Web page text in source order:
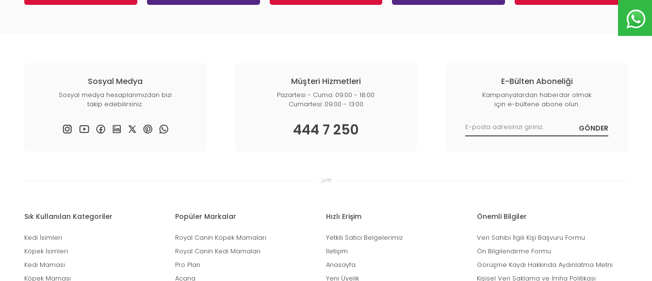
Sosyal Medya
Sosyal medya hesaplarımızdan bizi
takip edebilirsiniz.
Müşteri Hizmetleri
Pazartesi - Cuma: 09:00 - 18:00
Cumartesi: 09:00 - 13:00
444 7 250
E-Bülten Aboneliği
Kampanyalardan haberdar olmak
için e-bültene abone olun.
Sık Kullanılan Kategoriler
Kedi İsimleri
Köpek İsimleri
Kedi Maması
Köpek Maması
Popüler Markalar
Royal Canin Köpek Mamaları
Royal Canin Kedi Mamaları
Pro Plan
Acana
Hızlı Erişim
Yetkili Satıcı Belgelerimiz
İletişim
Anasayfa
Yeni Üyelik
Önemli Bilgiler
Veri Sahibi İlgili Kişi Başvuru Formu
Ön Bilgilendirme Formu
Görüşme Kaydı Hakkında Aydınlatma Metni
Kişisel Veri Saklama ve İmha Politikası